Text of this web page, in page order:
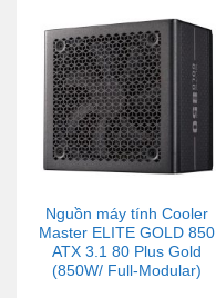
Nguồn máy tính Cooler
Master ELITE GOLD 850
ATX 3.1 80 Plus Gold
(850W/ Full-Modular)